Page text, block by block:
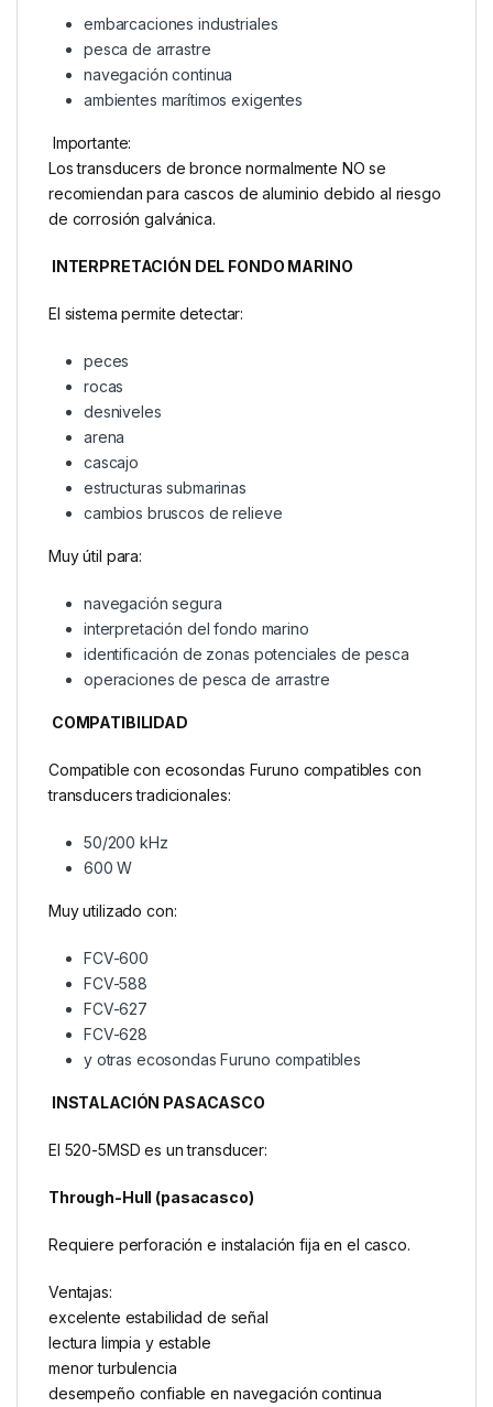
embarcaciones industriales
pesca de arrastre
navegación continua
ambientes marítimos exigentes
Importante:
Los transducers de bronce normalmente NO se
recomiendan para cascos de aluminio debido al riesgo
de corrosión galvánica.
INTERPRETACIÓN DEL FONDO MARINO
El sistema permite detectar:
peces
rocas
desniveles
arena
cascajo
estructuras submarinas
cambios bruscos de relieve
Muy útil para:
navegación segura
interpretación del fondo marino
identificación de zonas potenciales de pesca
operaciones de pesca de arrastre
COMPATIBILIDAD
Compatible con ecosondas Furuno compatibles con
transducers tradicionales:
50/200 kHz
600 W
Muy utilizado con:
FCV-600
FCV-588
FCV-627
FCV-628
y otras ecosondas Furuno compatibles
INSTALACIÓN PASACASCO
El 520-5MSD es un transducer:
Through-Hull (pasacasco)
Requiere perforación e instalación fija en el casco.
Ventajas:
excelente estabilidad de señal
lectura limpia y estable
menor turbulencia
desempeño confiable en navegación continua